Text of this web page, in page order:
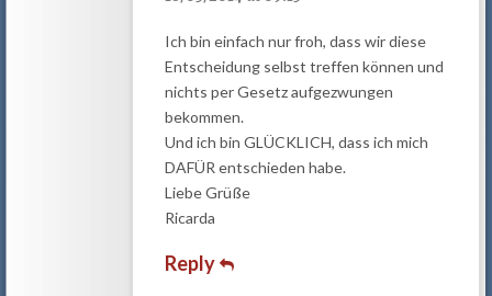
Ich bin einfach nur froh, dass wir diese
Entscheidung selbst treffen können und
nichts per Gesetz aufgezwungen
bekommen.
Und ich bin GLÜCKLICH, dass ich mich
DAFÜR entschieden habe.
Liebe Grüße
Ricarda
Reply